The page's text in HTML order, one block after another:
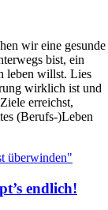
wir eine gesunde
bist, ein
leben willst. Lies
wirklich ist und
erreichst,
(Berufs-)Leben
endlich!